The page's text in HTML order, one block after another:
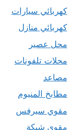
كهربائي سيارات
كهربائي منازل
محل عصير
محلات تلفونات
مصاعد
مطابخ المنيوم
مقوي سيرفس
مقوي شبكة